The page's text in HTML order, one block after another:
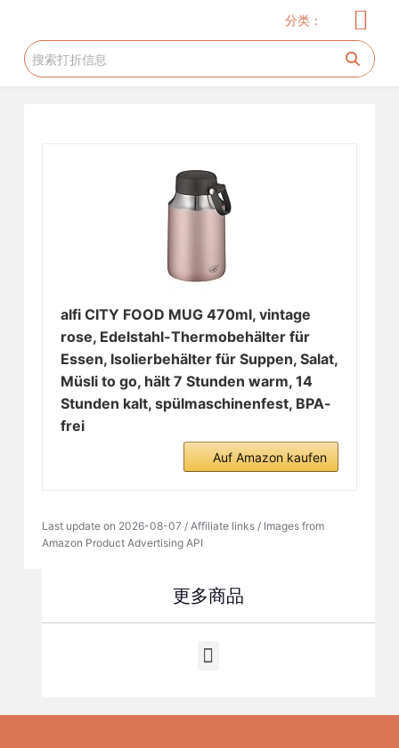
过
内
分类：
alfi CITY FOOD MUG 470ml, vintage
rose, Edelstahl-Thermobehälter für
Essen, Isolierbehälter für Suppen, Salat,
Müsli to go, hält 7 Stunden warm, 14
Stunden kalt, spülmaschinenfest, BPA-
frei
Auf Amazon kaufen
Last update on 2026-08-07 / Affiliate links / Images from
Amazon Product Advertising API
更多商品